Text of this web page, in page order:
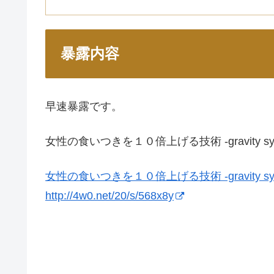
暴露内容
早速暴露です。
女性の食いつきを１０倍上げる技術 -gravity
女性の食いつきを１０倍上げる技術 -gravity
http://4w0.net/20/s/568x8y